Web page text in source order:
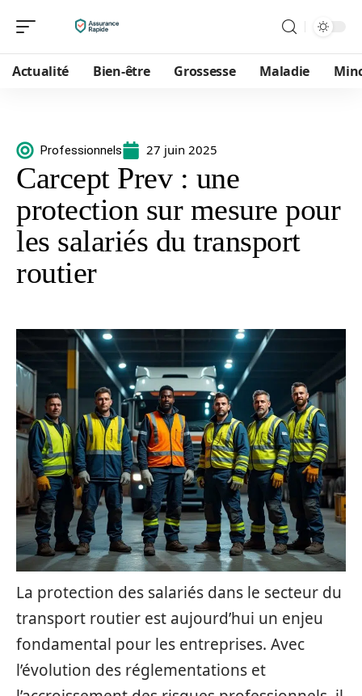
Actualité Bien-être Grossesse Maladie
Professionnels 27 juin 2025
Carcept Prev : une
protection sur mesure pour
les salariés du transport
routier
La protection des salariés dans le secteur du
transport routier est aujourd’hui un enjeu
fondamental pour les entreprises. Avec
l’évolution des réglementations et